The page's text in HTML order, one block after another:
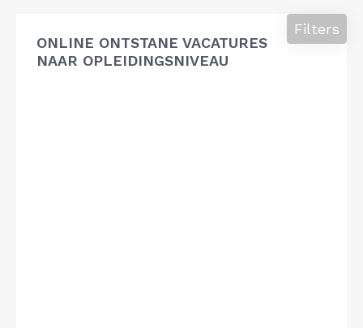
ONLINE ONTSTANE VACATURES
NAAR OPLEIDINGSNIVEAU
Filters